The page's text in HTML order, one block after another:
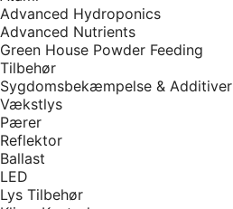
Advanced Hydroponics
Advanced Nutrients
Green House Powder Feeding
Tilbehør
Sygdomsbekæmpelse & Additiver
Vækstlys
Pærer
Reflektor
Ballast
LED
Lys Tilbehør